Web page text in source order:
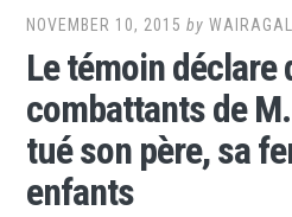
NOVEMBER 10, 2015 by
Le témoin déclare
combattants de
tué son père, sa
enfants